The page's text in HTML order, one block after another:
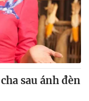
sau ánh đèn